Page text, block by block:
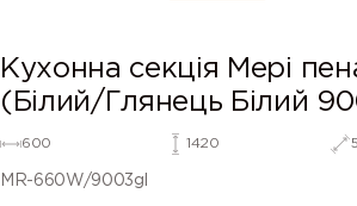
Кухонна секція Мері
(Білий/Глянець Білий
600 1420
MR-660W/9003gl